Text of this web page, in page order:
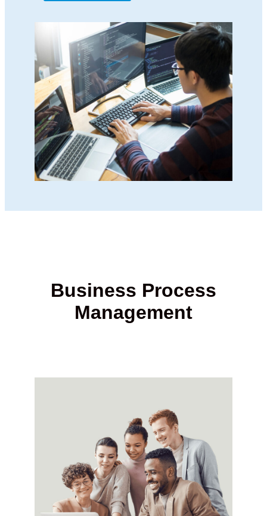
Business Process
Management